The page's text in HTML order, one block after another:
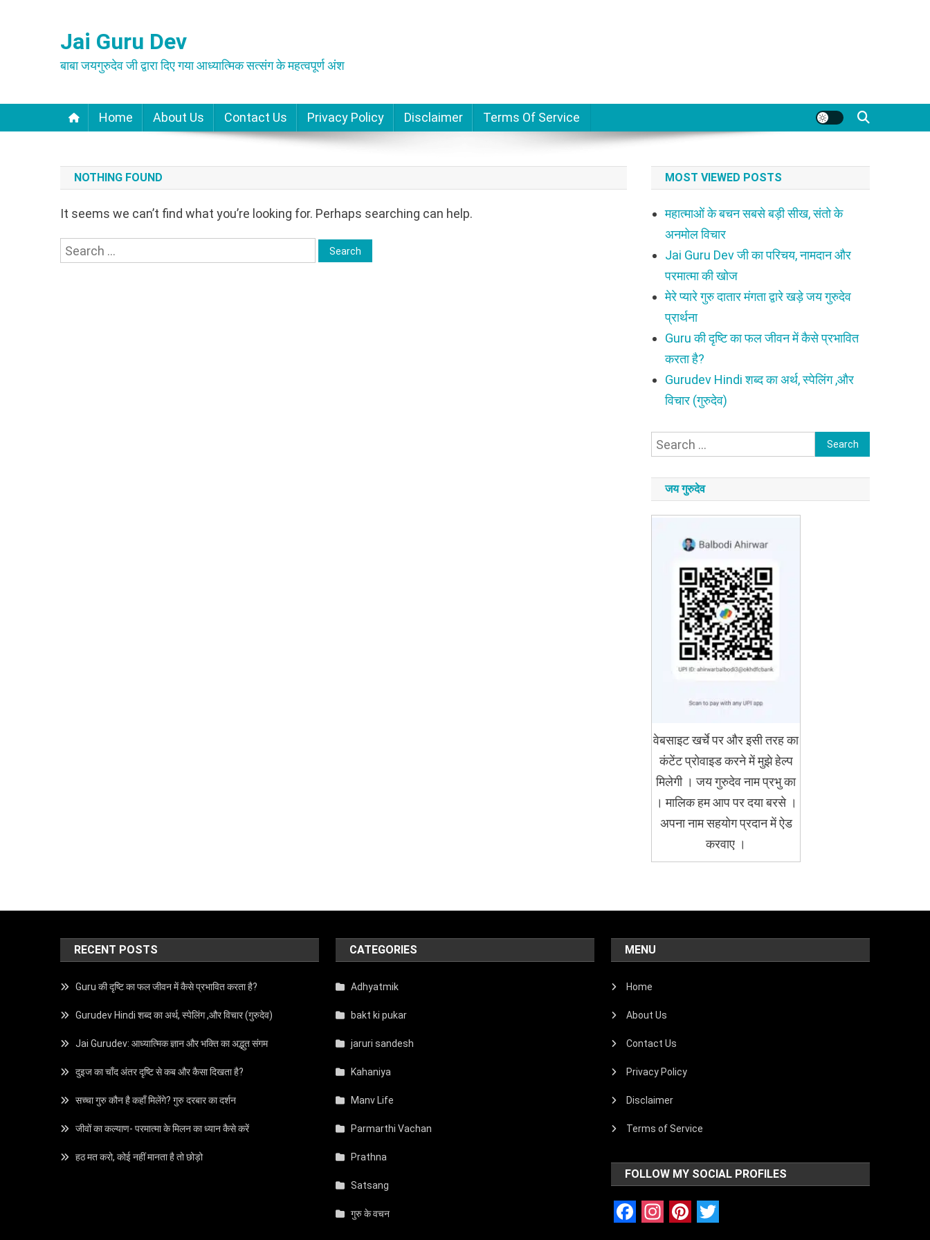
Jai Guru Dev
बाबा जयगुरुदेव जी द्वारा दिए गया आध्यात्मिक सत्संग के महत्वपूर्ण अंश
Home About Us Contact Us Privacy Policy Disclaimer Terms Of Service
NOTHING FOUND
It seems we can’t find what you’re looking for. Perhaps searching can help.
Search
MOST VIEWED POSTS
महात्माओं के बचन सबसे बड़ी सीख, संतो के
अनमोल विचार
Jai Guru Dev जी का परिचय, नामदान और
परमात्मा की खोज
मेरे प्यारे गुरु दातार मंगता द्वारे खड़े जय गुरुदेव
प्रार्थना
Guru की दृष्टि का फल जीवन में कैसे प्रभावित
करता है?
Gurudev Hindi शब्द का अर्थ, स्पेलिंग ,और
विचार (गुरुदेव)
Search
जय गुरुदेव
वेबसाइट खर्चे पर और इसी तरह का
कंटेंट प्रोवाइड करने में मुझे हेल्प
मिलेगी । जय गुरुदेव नाम प्रभु का
। मालिक हम आप पर दया बरसे ।
अपना नाम सहयोग प्रदान में ऐड
करवाए ।
RECENT POSTS
Guru की दृष्टि का फल जीवन में कैसे प्रभावित करता है?
Gurudev Hindi शब्द का अर्थ, स्पेलिंग ,और विचार (गुरुदेव)
Jai Gurudev: आध्यात्मिक ज्ञान और भक्ति का अद्भुत संगम
दुइज का चाँद अंतर दृष्टि से कब और कैसा दिखता है?
सच्चा गुरु कौन है कहाँ मिलेंगे? गुरु दरबार का दर्शन
जीवों का कल्याण- परमात्मा के मिलन का ध्यान कैसे करें
हठ मत करो, कोई नहीं मानता है तो छोड़ो
CATEGORIES
Adhyatmik
bakt ki pukar
jaruri sandesh
Kahaniya
Manv Life
Parmarthi Vachan
Prathna
Satsang
गुरु के वचन
MENU
Home
About Us
Contact Us
Privacy Policy
Disclaimer
Terms of Service
FOLLOW MY SOCIAL PROFILES